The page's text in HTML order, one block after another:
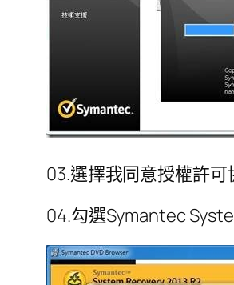
03.選擇我同意授權許
04.勾選Symantec